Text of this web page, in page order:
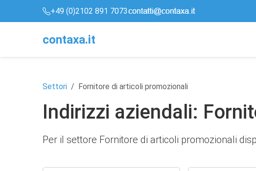
+49 (0)2102 891 7073
contaxa.it
Settori Fornitore di articoli promozionali
Indirizzi aziendali:
Per il settore Fornitore di articoli promozionali